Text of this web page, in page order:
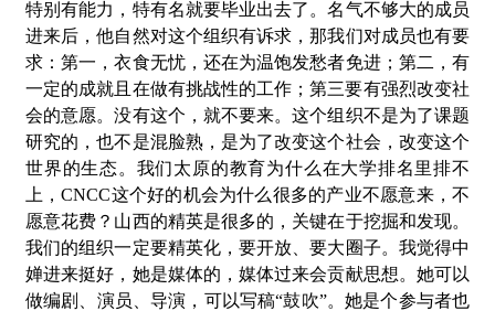
特别有能力，特有名就要毕业出去了。名气不够大的成员
进来后，他自然对这个组织有诉求，那我们对成员也有要
求：第一，衣食无忧，还在为温饱发愁者免进；第二，有
一定的成就且在做有挑战性的工作；第三要有强烈改变社
会的意愿。没有这个，就不要来。这个组织不是为了课题
研究的，也不是混脸熟，是为了改变这个社会，改变这个
世界的生态。我们太原的教育为什么在大学排名里排不
上，CNCC这个好的机会为什么很多的产业不愿意来，不
愿意花费？山西的精英是很多的，关键在于挖掘和发现。
我们的组织一定要精英化，要开放、要大圈子。我觉得中
婵进来挺好，她是媒体的，媒体过来会贡献思想。她可以
做编剧、演员、导演，可以写稿“鼓吹”。她是个参与者也